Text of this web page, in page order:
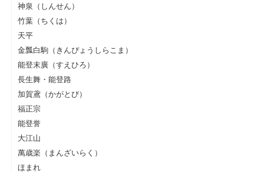
神泉（しんせん）
竹葉（ちくは）
天平
金瓢白駒（きんぴょうしらこま）
能登末廣（すえひろ）
長生舞・能登路
加賀鳶（かがとび）
福正宗
能登誉
大江山
萬歳楽（まんざいらく）
ほまれ